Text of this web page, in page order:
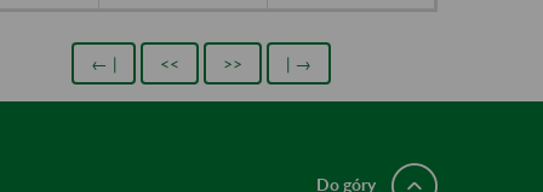
← | << >> | →
Do góry